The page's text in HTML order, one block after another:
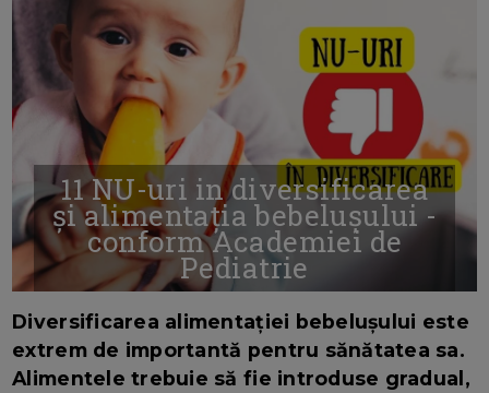
11 NU-uri in diversificarea
și alimentația bebelușului -
conform Academiei de
Pediatrie
Diversificarea alimentației bebelușului este
extrem de importantă pentru sănătatea sa.
Alimentele trebuie să fie introduse gradual,